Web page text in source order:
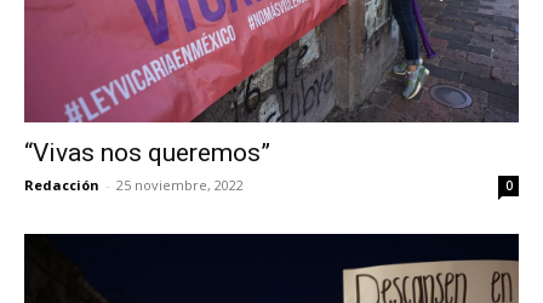
“Vivas nos queremos”
Redacción - 25 noviembre, 2022 0